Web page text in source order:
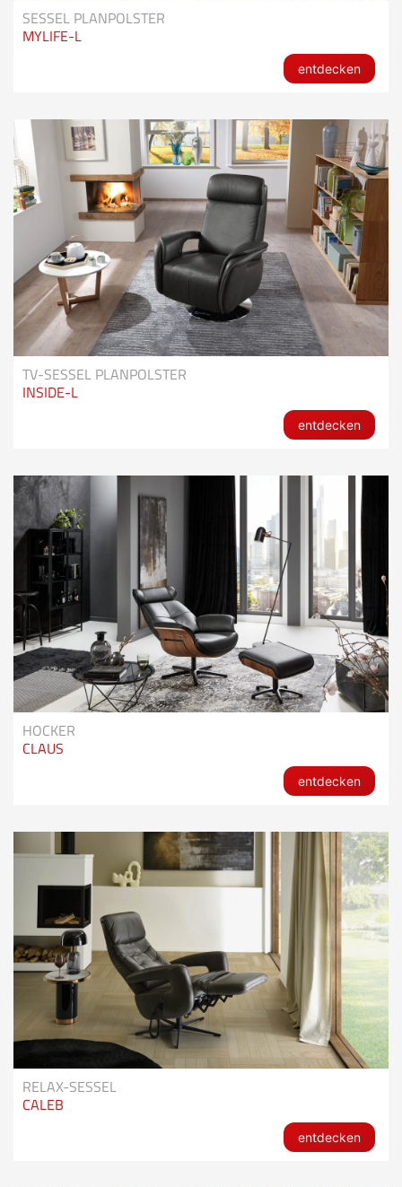
SESSEL PLANPOLSTER
MYLIFE-L
entdecken
TV-SESSEL PLANPOLSTER
INSIDE-L
entdecken
HOCKER
CLAUS
entdecken
RELAX-SESSEL
CALEB
entdecken